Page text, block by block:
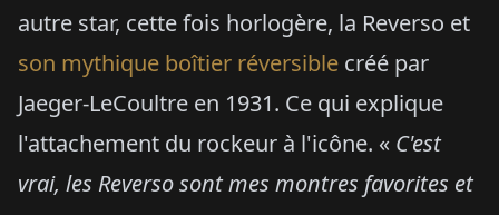
autre star, cette fois horlogère, la Reverso et
son mythique boîtier réversible créé par
Jaeger-LeCoultre en 1931. Ce qui explique
l'attachement du rockeur à l'icône. « C'est
vrai, les Reverso sont mes montres favorites et